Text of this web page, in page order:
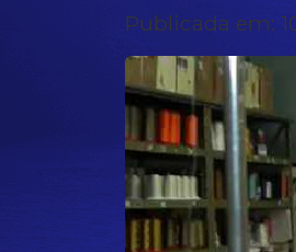
Publicada em: